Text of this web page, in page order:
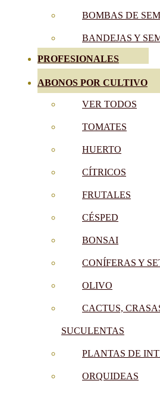
BOMBAS DE
BANDEJAS Y
PROFESIONALES
ABONOS POR CULTIVO
VER TODOS
TOMATES
HUERTO
CÍTRICOS
FRUTALES
CÉSPED
BONSAI
CONÍFERAS Y
OLIVO
CACTUS,
SUCULENTAS
PLANTAS DE
ORQUIDEAS